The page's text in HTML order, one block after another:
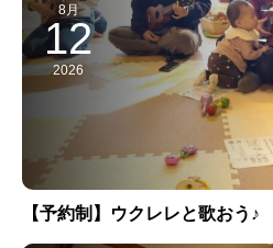
8月
12
2026
【予約制】ウクレレと歌おう♪